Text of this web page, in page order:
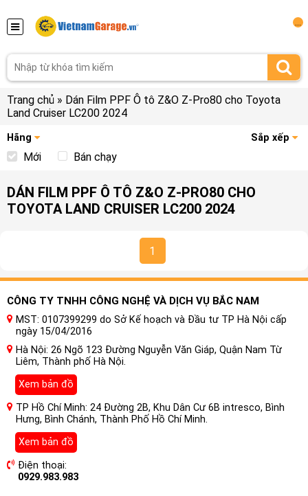
Trang chủ » Dán Film PPF Ô tô Z&O Z-Pro80 cho Toyota
Land Cruiser LC200 2024
Hãng Sắp xếp
Mới Bán chạy
DÁN FILM PPF Ô TÔ Z&O Z-PRO80 CHO
TOYOTA LAND CRUISER LC200 2024
1
CÔNG TY TNHH CÔNG NGHỆ VÀ DỊCH VỤ BẮC NAM
MST: 0107399299 do Sở Kế hoạch và Đầu tư TP Hà Nội cấp
ngày 15/04/2016
Hà Nội: 26 Ngõ 123 Đường Nguyễn Văn Giáp, Quận Nam Từ
Liêm, Thành phố Hà Nội.
Xem bản đồ
TP Hồ Chí Minh: 24 Đường 2B, Khu Dân Cư 6B intresco, Bình
Hưng, Bình Chánh, Thành Phố Hồ Chí Minh.
Xem bản đồ
Điện thoại:
0929.983.983